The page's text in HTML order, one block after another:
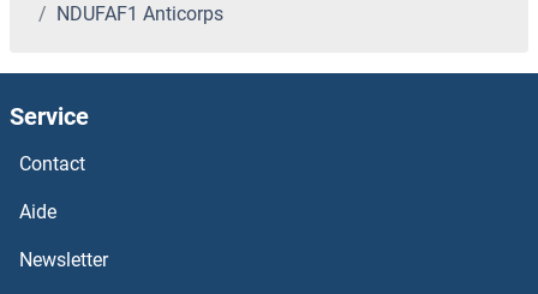
NDUFA12 Anticorps
NDUFA1 Anticorps
NDST4 Anticorps
NDUFAF1 Anticorps
Service
Contact
Aide
Newsletter